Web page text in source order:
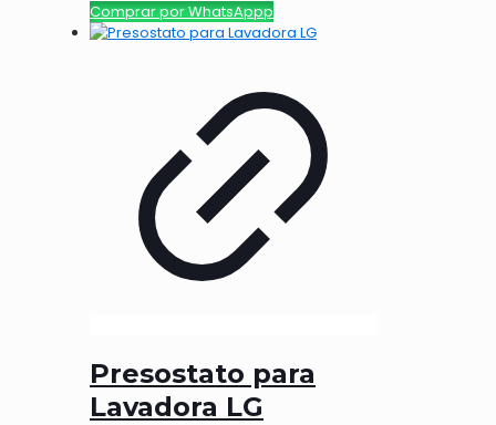
Comprar por WhatsAppp
Presostato para
Lavadora LG